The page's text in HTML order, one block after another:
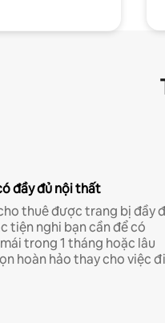
đầy đủ nội thất
thuê được trang bị đầy
tiện nghi bạn cần để có
trong 1 tháng hoặc lâu
hoàn hảo thay cho việc đi